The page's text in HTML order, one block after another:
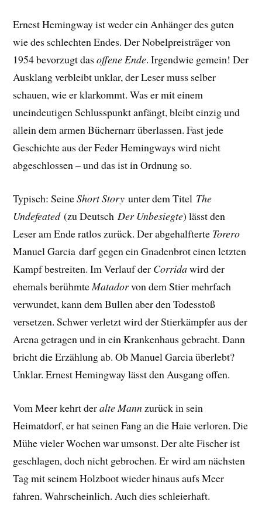
Ernest Hemingway ist weder ein Anhänger des guten
wie des schlechten Endes. Der Nobelpreisträger von
1954 bevorzugt dasoffene Ende. Irgendwie gemein! Der
Ausklang verbleibt unklar, der Leser muss selber
schauen, wie er klarkommt. Was er mit einem
uneindeutigen Schlusspunkt anfängt, bleibt einzig und
allein dem armen Büchernarr überlassen. Fast jede
Geschichte aus der Feder Hemingways wird nicht
abgeschlossen – und das ist in Ordnung so.
Typisch: SeineShort Story unter dem Titel The
Undefeated(zu DeutschDer Unbesiegte) lässt den
Leser am Ende ratlos zurück. Der abgehalfterte Torero
Manuel Garcia darf gegen ein Gnadenbrot einen letzten
Kampf bestreiten. Im Verlauf der Corridawird der
ehemals berühmteMatadorvon dem Stier mehrfach
verwundet, kann dem Bullen aber den Todesstoß
versetzen. Schwer verletzt wird der Stierkämpfer aus der
Arena getragen und in ein Krankenhaus gebracht. Dann
bricht die Erzählung ab. Ob Manuel Garcia überlebt?
Unklar. Ernest Hemingway lässt den Ausgang offen.
Vom Meer kehrt deralte Mann zurück in sein
Heimatdorf, er hat seinen Fang an die Haie verloren. Die
Mühe vieler Wochen war umsonst. Der alte Fischer ist
geschlagen, doch nicht gebrochen. Er wird am nächsten
Tag mit seinem Holzboot wieder hinaus aufs Meer
fahren. Wahrscheinlich. Auch dies schleierhaft.